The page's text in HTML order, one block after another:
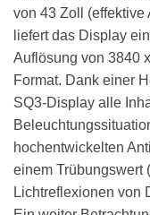
von 43 Zoll (effektive
liefert das Display
Auflösung von 3840
Format. Dank einer
SQ3-Display alle
hochentwickelten
einem Trübungswert
Lichtreflexionen von